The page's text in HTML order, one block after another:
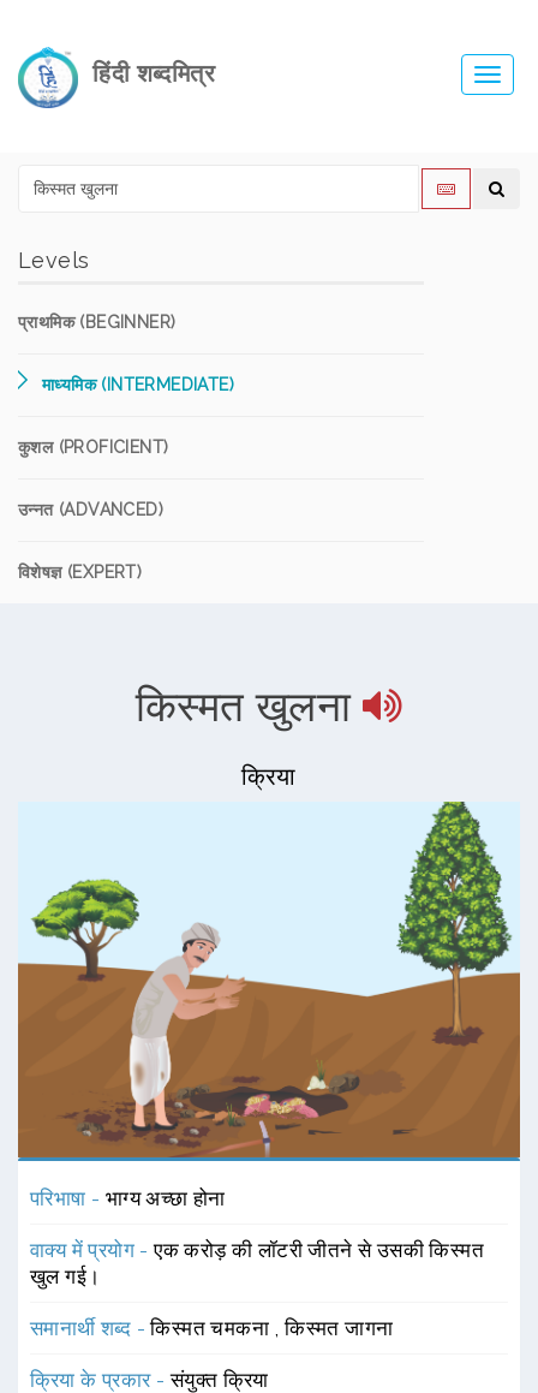
हिंदी शब्दमित्र
Levels
प्राथमिक (BEGINNER)
माध्यमिक (INTERMEDIATE)
कुशल (PROFICIENT)
उन्नत (ADVANCED)
विशेषज्ञ (EXPERT)
किस्मत खुलना
क्रिया
परिभाषा - भाग्य अच्छा होना
वाक्य में प्रयोग -एक करोड़ की लॉटरी जीतने से उसकी किस्मत
खुल गई।
समानार्थी शब्द -किस्मत चमकना ,किस्मत जागना
क्रिया के प्रकार -संयुक्त क्रिया